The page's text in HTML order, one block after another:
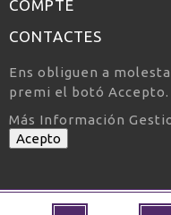
COMPTE
CONTACTES
Ens obliguen a
premi el botó Accepto.
Más Información
Acepto